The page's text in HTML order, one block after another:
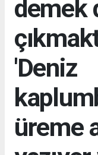
demek
'Deniz
üreme